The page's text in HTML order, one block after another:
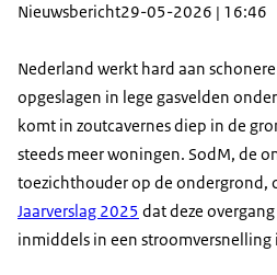
Nieuwsbericht29-05-2026 | 16:46
Nederland werkt hard aan
opgeslagen in lege gasvelden
komt in zoutcavernes diep in de
steeds meer woningen. SodM, de
toezichthouder op de ondergrond,
Jaarverslag 2025 dat deze
inmiddels in een stroomversnelling